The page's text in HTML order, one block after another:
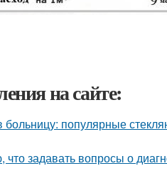
на сайте:
популярные
задавать вопросы о